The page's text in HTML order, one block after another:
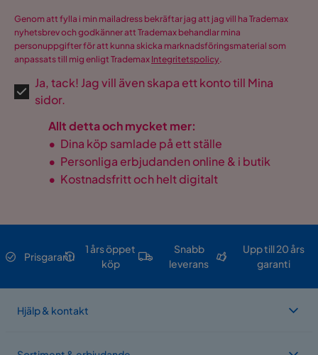
Genom att fylla i min mailadress bekräftar jag att jag vill ha Trademax
nyhetsbrev och godkänner att Trademax behandlar mina
personuppgifter för att kunna skicka marknadsföringsmaterial som
anpassats till mig enligt Trademax Integritetspolicy.
Ja, tack! Jag vill även skapa ett konto till Mina
sidor.
Allt detta och mycket mer:
• Dina köp samlade på ett ställe
• Personliga erbjudanden online & i butik
• Kostnadsfritt och helt digitalt
Prisgaranti
1 års öppet
köp
Snabb
leverans
Upp till 20 års
garanti
Hjälp & kontakt